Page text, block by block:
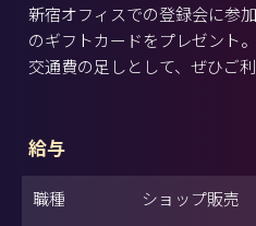
新宿オフィスでの登録会に参
のギフトカードをプレゼント。
交通費の足しとして、ぜひご利
給与
職種 ショップ販売